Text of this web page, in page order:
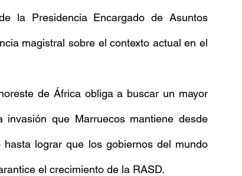
la Presidencia Encargado de Asuntos
magistral sobre el contexto actual en el
de África obliga a buscar un mayor
que Marruecos mantiene desde
lograr que los gobiernos del mundo
el crecimiento de la RASD.